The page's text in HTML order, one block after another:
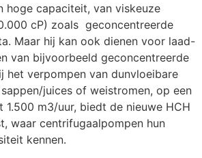
hoge capaciteit, van viskeuze
cP) zoals  geconcentreerde
Maar hij kan ook dienen voor laad-
van bijvoorbeeld geconcentreerde
het verpompen van dunvloeibare
juices of weistromen, op een
m3/uur, biedt de nieuwe HCH
waar centrifugaalpompen hun
kennen.